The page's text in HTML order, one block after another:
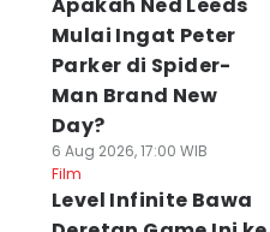
Mulai Ingat Peter
Parker di Spider-
Man Brand New
Day?
6 Aug 2026, 17:00 WIB
Film
Level Infinite Bawa